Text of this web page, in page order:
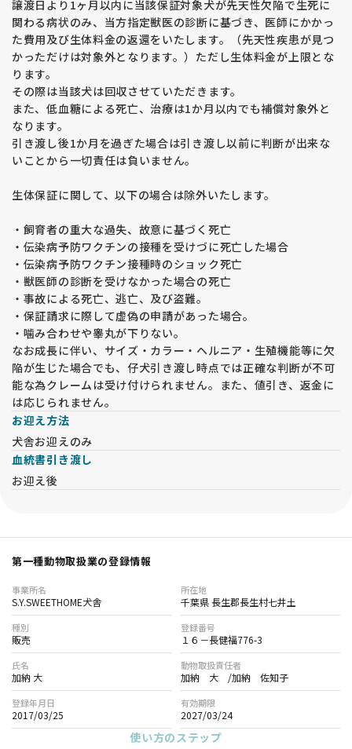
事前に見学の変更をご連絡ください。
【見学の注意点】
・購入を前提とした方のみ見学を受け付けています。 子犬を抱
きたい、見たいだけの方はご遠慮ください。
・見学希望の子犬の兄弟犬はご希望に応じてご覧いただけます
が、他に生まれている子犬を見たいというご要望にはお応えで
きません。その場合、一度キャンセルし、改めて見学の申し込
みをお願いします。
・ドッグショーや外掛けの予定により、見学時間の変更やお断
りをする場合がございます。
【予約に関するルール】
・見学申込順ではなく、 予約金の半額の入金順 で正式な予約
となります。見学時に予約希望をお伝えいただいても、入金が
ない場合は予約とみなしません。
・見学日時の変更を希望された場合、後からの申し込みと同様
の対応となります。
【その他注意事項】
・アパートや共同住宅にお住まいの場合、 動物飼育可能な証明
書 をご提示いただきます。ご提示がない場合は譲渡をお断りし
ます。
・65歳以上の方やお一人暮らしの方は、将来の引受けが可能な
方と同席いただき、承諾書に署名いただきます。（同居の親
族）
・同業者の方は犬舎名を事前にご連絡ください。一度は犬舎に
お越しいただき、現物確認が必須です。これが難しい場合、譲
【オンライン見学について】
ています。通常は関東地方（千葉県、東京都、神奈川県、埼玉
県、茨城県）の方は対象外となります。オンライン見学よりも
実際にお越しいただくことを推奨しています。
・オンライン見学では30分～1時間程度、子犬や親犬、兄弟
犬、犬舎の様子をお伝えします。
・実施には事前の確認事項への回答が必要です。内容によって
はお断りする場合もございます。
【オンライン見学時の注意事項】
・オンライン見学後、予約を希望される場合は、 現物に違いが
あった場合のキャンセルやクレームは受け付けられません。
譲渡日より1ヶ月以内に当該保証対象犬が先天性欠陥で生死に
関わる病状のみ、当方指定獣医の診断に基づき、医師にかかっ
た費用及び生体料金の返還をいたします。（先天性疾患が見つ
かっただけは対象外となります。）ただし生体料金が上限とな
ります。
その際は当該犬は回収させていただきます。
また、低血糖による死亡、治療は1か月以内でも補償対象外と
なります。
引き渡し後1か月を過ぎた場合は引き渡し以前に判断が出来な
いことから一切責任は負いません。
生体保証に関して、以下の場合は除外いたします。
・飼育者の重大な過失、故意に基づく死亡
・伝染病予防ワクチンの接種を受けづに死亡した場合
・伝染病予防ワクチン接種時のショック死亡
・獣医師の診断を受けなかった場合の死亡
・事故による死亡、逃亡、及び盗難。
・保証請求に際して虚偽の申請があった場合。
・噛み合わせや睾丸が下りない。
なお成長に伴い、サイズ・カラー・ヘルニア・生殖機能等に欠
陥が生じた場合でも、仔犬引き渡し時点では正確な判断が不可
能な為クレームは受け付けられません。また、値引き、返金に
は応じられません。
お迎え方法
犬舎お迎えのみ
血統書引き渡し
お迎え後
第一種動物取扱業の登録情報
事業所名
S.Y.SWEETHOME犬舎
所在地
千葉県 長生郡長生村七井土
種別
販売
登録番号
１６－長健福776-3
氏名
加納 大
動物取扱責任者
加納 大 /加納 佐知子
登録年月日
2017/03/25
有効期限
2027/03/24
使い方のステップ